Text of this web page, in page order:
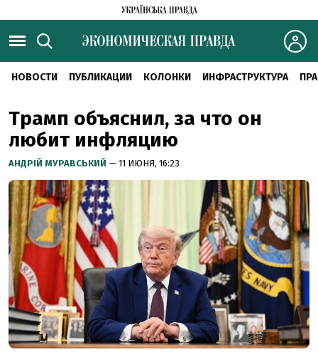
НОВОСТИ ПУБЛИКАЦИИ КОЛОНКИ ИНФРАСТРУКТУРА
Трамп объяснил, за что он
любит инфляцию
АНДРІЙ МУРАВСЬКИЙ — 11 ИЮНЯ, 16:23